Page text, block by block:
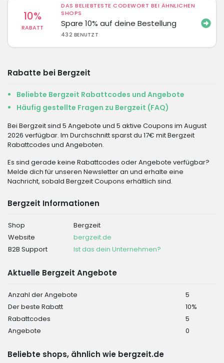
10%
RABATT
DAS BELIEBTESTE CODEWORT BEI ÄHNLICHEN
SHOPS
Spare 10% auf deine Bestellung
432 BENUTZT
Rabatte bei Bergzeit
Beliebte Bergzeit Rabattcodes und Angebote
Häufig gestellte Fragen zu Bergzeit (FAQ)
Bei Bergzeit sind 5 Angebote und 5 aktive Coupons im August
2026 verfügbar. Im Durchschnitt sparst du 17€ mit Bergzeit
Rabattcodes und Angeboten.
Es sind gerade keine Rabattcodes oder Angebote verfügbar?
Melde dich für unseren Newsletter an und erhalte eine
Nachricht, sobald Bergzeit Coupons erhältlich sind.
Bergzeit Informationen
Shop
Bergzeit
Website
bergzeit.de
B2B Support
Ist das dein Unternehmen?
Aktuelle Bergzeit Angebote
Anzahl der Angebote
5
Der beste Rabatt
10%
Rabattcodes
5
Angebote
0
Beliebte shops, ähnlich wie bergzeit.de